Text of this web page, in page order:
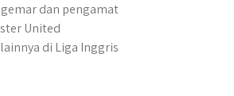
dan pengamat
United
di Liga Inggris